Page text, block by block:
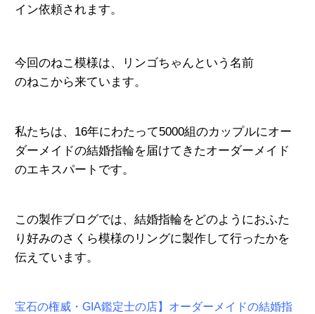
イン依頼されます。
今回のねこ模様は、リンゴちゃんという名前
のねこから来ています。
私たちは、16年にわたって5000組のカップルにオー
ダーメイドの結婚指輪を届けてきたオーダーメイド
のエキスパートです。
この製作ブログでは、結婚指輪をどのようにおふた
り好みのさくら模様のリングに製作して行ったかを
伝えています。
宝石の権威・GIA鑑定士の店】オーダーメイドの結婚指